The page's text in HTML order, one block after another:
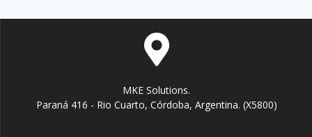
MKE Solutions.
Paraná 416 - Rio Cuarto, Córdoba, Argentina. (X5800)